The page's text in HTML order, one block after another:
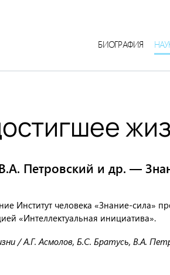
БИОГРАФИЯ
Петровский и др. —
Институт человека «Знание-сила»
«Интеллектуальная инициатива».
/ А.Г. Асмолов, Б.С. Братусь, В.А.